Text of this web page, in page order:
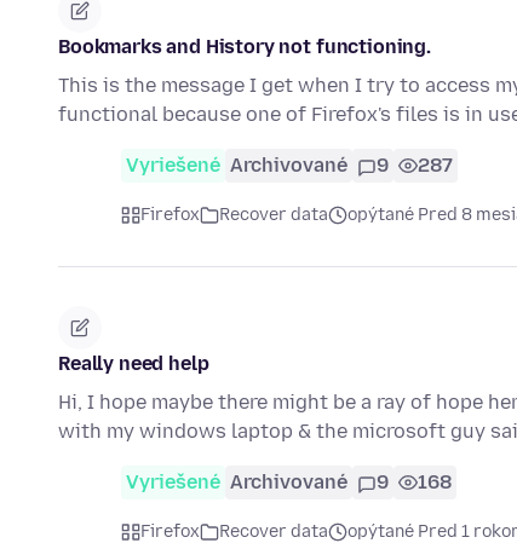
Bookmarks and History not functioning.
This is the message I get when I try to access
functional because one of Firefox's files is in
Vyriešené Archivované 9 287
Firefox Recover data opýtané Pred 8
Really need help
Hi, I hope maybe there might be a ray of hope
with my windows laptop & the microsoft guy
Vyriešené Archivované 9 168
Firefox Recover data opýtané Pred 1